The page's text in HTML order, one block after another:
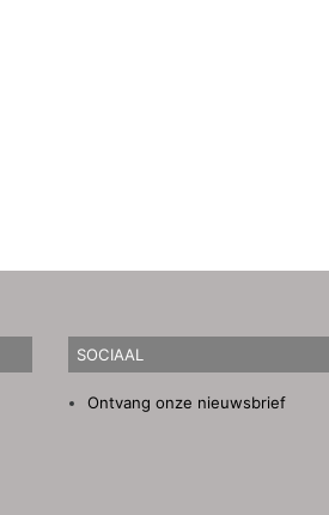
SOCIAAL
Ontvang onze nieuwsbrief